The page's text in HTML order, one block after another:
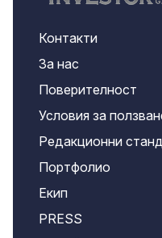
Контакти
За нас
Поверителност
Условия за
Редакционни
Портфолио
Екип
PRESS